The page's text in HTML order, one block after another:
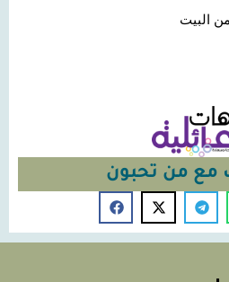
البيت
مع من تحبون